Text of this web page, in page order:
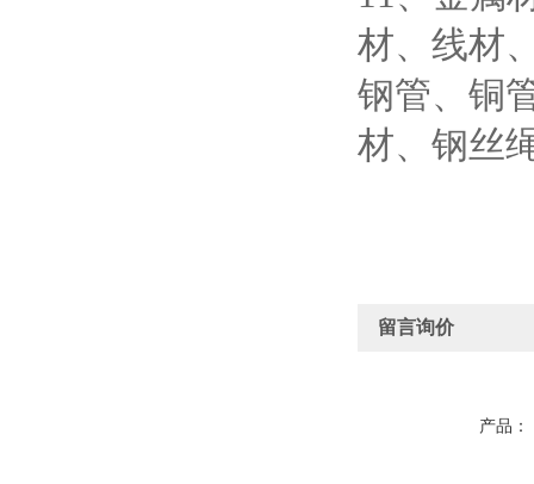
材、线材
钢管、铜
材、钢丝
留言询价
产品：